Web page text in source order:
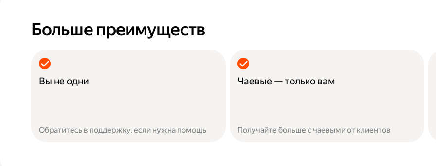
Больше преимуществ
Вы не одни
Обратитесь в поддержку, если нужна помощь
Чаевые — только вам
Получайте больше с чаевыми от клиентов